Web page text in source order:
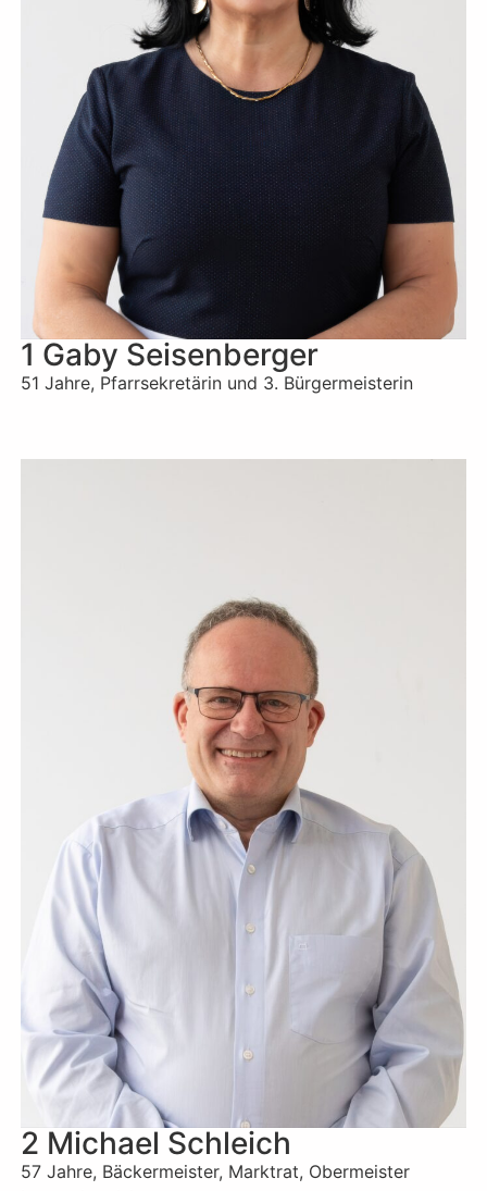
1 Gaby Seisenberger
51 Jahre, Pfarrsekretärin und 3. Bürgermeisterin
2 Michael Schleich
57 Jahre, Bäckermeister, Marktrat, Obermeister